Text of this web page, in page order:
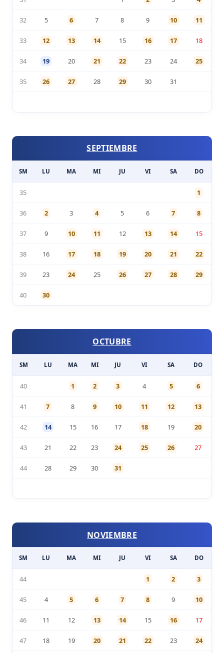
32 5 6 7 8 9 10 11
33 12 13 14 15 16 17 18
34 19 20 21 22 23 24 25
35 26 27 28 29 30 31
SEPTIEMBRE
SM LU MA MI JU VI SA DO
35 1
36 2 3 4 5 6 7 8
37 9 10 11 12 13 14 15
38 16 17 18 19 20 21 22
39 23 24 25 26 27 28 29
40 30
OCTUBRE
SM LU MA MI JU VI SA DO
40 1 2 3 4 5 6
41 7 8 9 10 11 12 13
42 14 15 16 17 18 19 20
43 21 22 23 24 25 26 27
44 28 29 30 31
NOVIEMBRE
SM LU MA MI JU VI SA DO
44 1 2 3
45 4 5 6 7 8 9 10
46 11 12 13 14 15 16 17
47 18 19 20 21 22 23 24